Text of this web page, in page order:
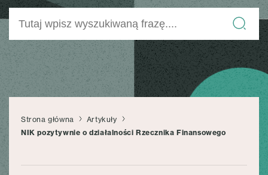
Strona główna
Artykuły
NIK pozytywnie o działalności Rzecznika Finansowego